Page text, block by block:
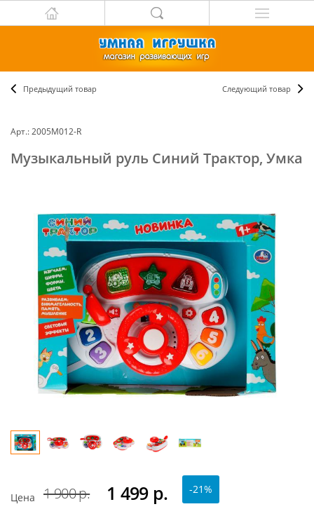
Предыдущий товар Следующий товар
Арт.: 2005M012-R
Музыкальный руль Синий Трактор, Умка
Цена 1 900 р. 1 499 р. -21%